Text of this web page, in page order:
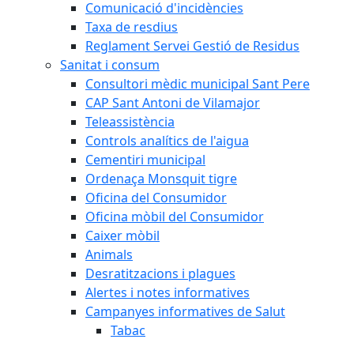
Comunicació d'incidències
Taxa de resdius
Reglament Servei Gestió de Residus
Sanitat i consum
Consultori mèdic municipal Sant Pere
CAP Sant Antoni de Vilamajor
Teleassistència
Controls analítics de l'aigua
Cementiri municipal
Ordenaça Monsquit tigre
Oficina del Consumidor
Oficina mòbil del Consumidor
Caixer mòbil
Animals
Desratitzacions i plagues
Alertes i notes informatives
Campanyes informatives de Salut
Tabac